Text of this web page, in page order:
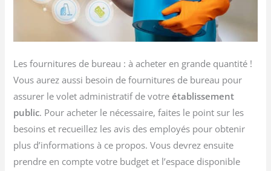
Les fournitures de bureau : à acheter en grande quantité !
Vous aurez aussi besoin de fournitures de bureau pour
assurer le volet administratif de votreétablissement
public. Pour acheter le nécessaire, faites le point sur les
besoins et recueillez les avis des employés pour obtenir
plus d’informations à ce propos. Vous devrez ensuite
prendre en compte votre budget et l’espace disponible